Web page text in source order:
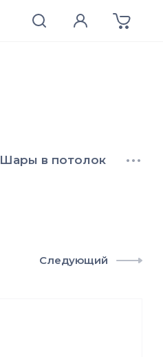
Шары в потолок •••
Следующий